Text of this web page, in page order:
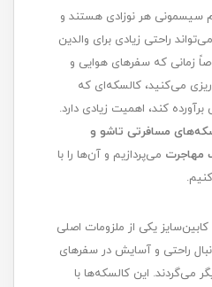
سیسمونی هر نوزادی هستند و
راحتی زیادی برای والدین
زمانی که سفرهای هوایی و
می‌کنید، کالسکه‌ای که
برآورده کند، اهمیت زیادی دارد.
مسافرتی تاشو و
مهاجرت می‌پردازیم و آن‌ها را با
یکی از ملزومات اصلی
راحتی و آسایش در سفرهای
می‌گردند. این کالسکه‌ها با